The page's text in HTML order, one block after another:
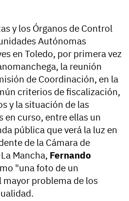
y los Órganos de Control
Autónomas
en Toledo, por primera vez
la reunión
de Coordinación, en la
criterios de fiscalización,
y la situación de las
curso, entre ellas un
pública que verá la luz en
de la Cámara de
Mancha, Fernando
"una foto de un
problema de los